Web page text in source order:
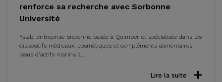
renforce sa recherche avec Sorbonne
Université
Yslab, entreprise bretonne basée à Quimper et spécialisée dans les
dispositifs médicaux, cosmétiques et compléments alimentaires
issus d’actifs marins à...
Lire la suite